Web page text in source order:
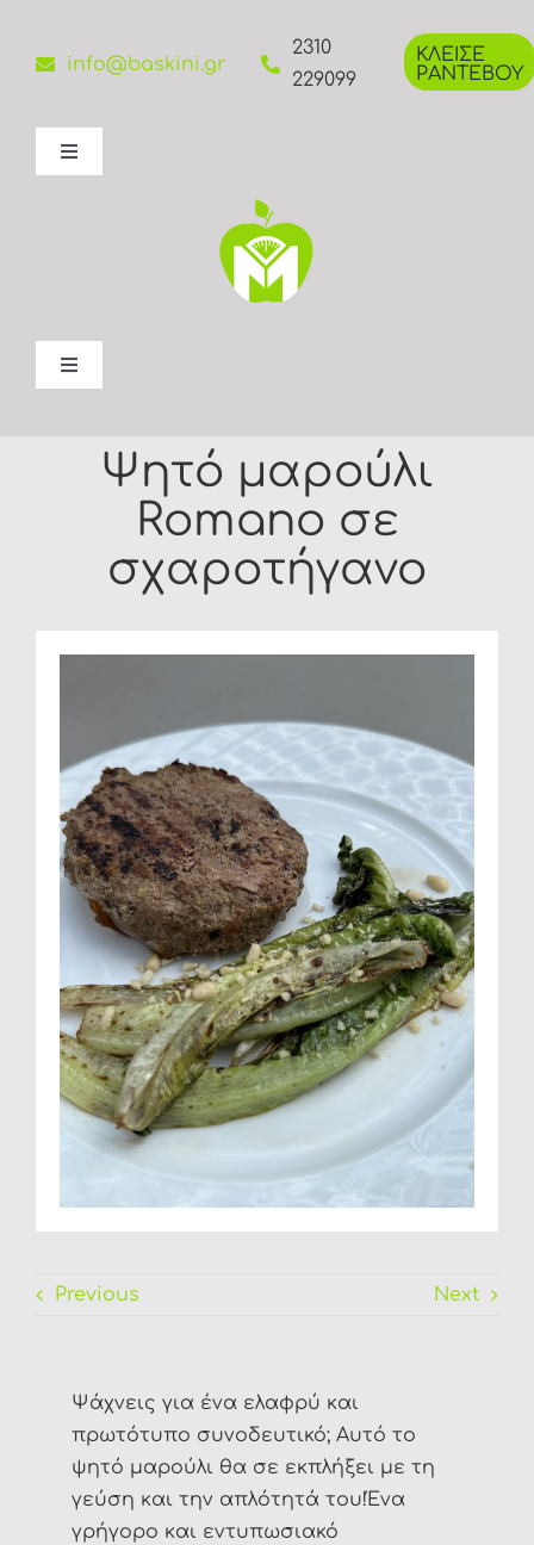
περιεχόμενο
info@baskini.gr
2310
229099
ΚΛΕΙΣΕ
ΡΑΝΤΕΒΟΥ
Toggle
Navigation
Συνεδρίες
Toggle
Ψητό μαρούλι
Romano σε
σχαροτήγανο
Previous Next
Ψάχνεις για ένα ελαφρύ και
πρωτότυπο συνοδευτικό; Αυτό το
ψητό μαρούλι θα σε εκπλήξει με τη
γεύση και την απλότητά του!Ένα
γρήγορο και εντυπωσιακό